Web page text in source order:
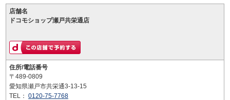
店舗名
ドコモショップ瀬戸共栄通店
住所/電話番号
〒489-0809
愛知県瀬戸市共栄通3-13-15
TEL： 0120-75-7768